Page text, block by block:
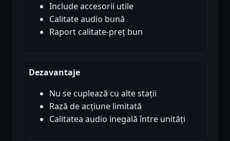
Include accesorii utile
Calitate audio bună
Raport calitate-preț bun
Dezavantaje
Nu se cuplează cu alte stații
Rază de acțiune limitată
Calitatea audio inegală între unități